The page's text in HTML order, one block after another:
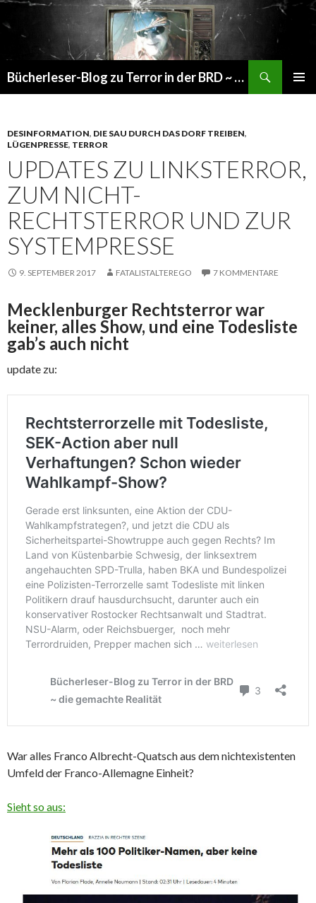
Bücherleser-Blog zu Terror in der BRD ~ die gemachte Realität
DESINFORMATION, DIE SAU DURCH DAS DORF TREIBEN,
LÜGENPRESSE, TERROR
UPDATES ZU LINKSTERROR,
ZUM NICHT-
RECHTSTERROR UND ZUR
SYSTEMPRESSE
9. SEPTEMBER 2017 FATALISTALTEREGO 7 KOMMENTARE
Mecklenburger Rechtsterror war
keiner, alles Show, und eine Todesliste
gab’s auch nicht
update zu:
War alles Franco Albrecht-Quatsch aus dem nichtexistenten
Umfeld der Franco-Allemagne Einheit?
Sieht so aus: